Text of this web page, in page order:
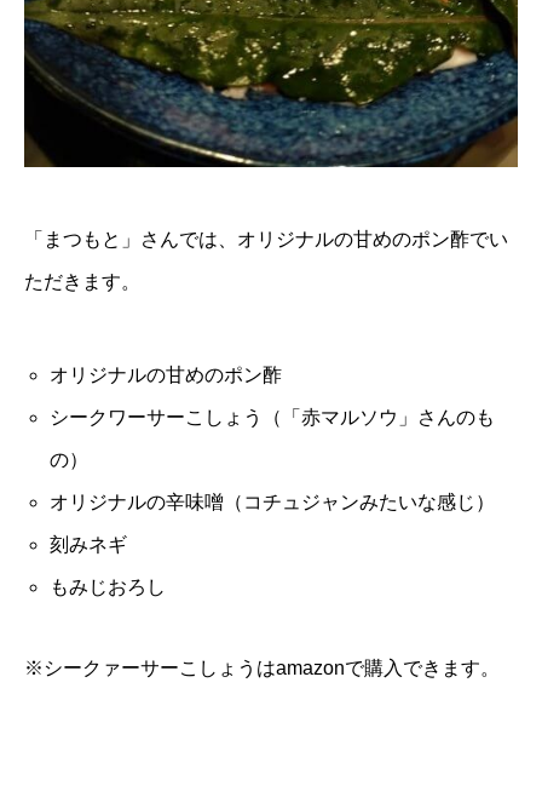
「まつもと」さんでは、オリジナルの甘めのポン酢でい
ただきます。
オリジナルの甘めのポン酢
シークワーサーこしょう（「赤マルソウ」さんのも
の）
オリジナルの辛味噌（コチュジャンみたいな感じ）
刻みネギ
もみじおろし
※シークァーサーこしょうはamazonで購入できます。